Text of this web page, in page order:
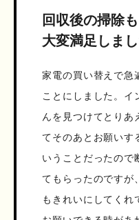
回収後の掃除
大変満足しまし
家電の買い替えで急
ことにしました。イ
んを見つけてとりあ
てそのあとお願いす
いうことだったので
てもらったのですが
もきれいにしてくれ